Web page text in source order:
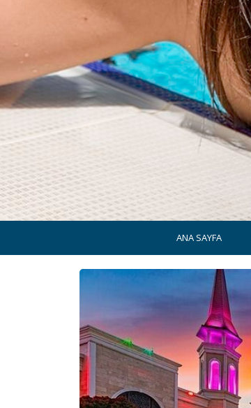
ANA SAYFA